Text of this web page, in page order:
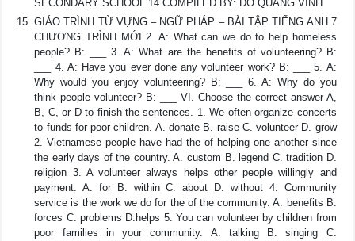
SECONDARY SCHOOL 14 COMPILED BY: DO QUANG VINH
GIÁO TRÌNH TỪ VỰNG – NGỮ PHÁP – BÀI TẬP TIẾNG ANH 7
CHƯƠNG TRÌNH MỚI 2. A: What can we do to help homeless
people? B: ___ 3. A: What are the benefits of volunteering? B:
___ 4. A: Have you ever done any volunteer work? B: ___ 5. A:
Why would you enjoy volunteering? B: ___ 6. A: Why do you
think people volunteer? B: ___ VI. Choose the correct answer A,
B, C, or D to finish the sentences. 1. We often organize concerts
to funds for poor children. A. donate B. raise C. volunteer D. grow
2. Vietnamese people have had the of helping one another since
the early days of the country. A. custom B. legend C. tradition D.
religion 3. A volunteer always helps other people willingly and
payment. A. for B. within C. about D. without 4. Community
service is the work we do for the of the community. A. benefits B.
forces C. problems D.helps 5. You can volunteer by children from
poor families in your community. A. talking B. singing C.